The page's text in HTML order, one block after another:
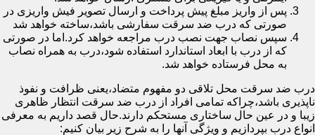
پس از واریز مبلغ پیش پرداخت و ارسال تصویر فیش واریزی در
صورتی که درب ضد سرقت سفارشی باشد،ساخته خواهد شد
سپس نصاب جهت نصب درب مراجعه خواهد کرد.اما در صورتی
که از درب با ابعاد استاندارد استفاده شود،درب به همراه نصاب
به محل فرستاده خواهد شد.
درب ضد سرقت محل تلاقی دو مفهوم متضاد،یعنی ظرافت و نفوذ
ناپذیری باشد،چراکه تمامی افراد از درب ضد سرقت انتظار ظاهری
زیبا و در عین حال ساختاری مستحکم دارند.حال قصد داریم به معرفی
انواع درب بپردازیم و ویژگی آنها را به شرح زیر بیان کنیم: